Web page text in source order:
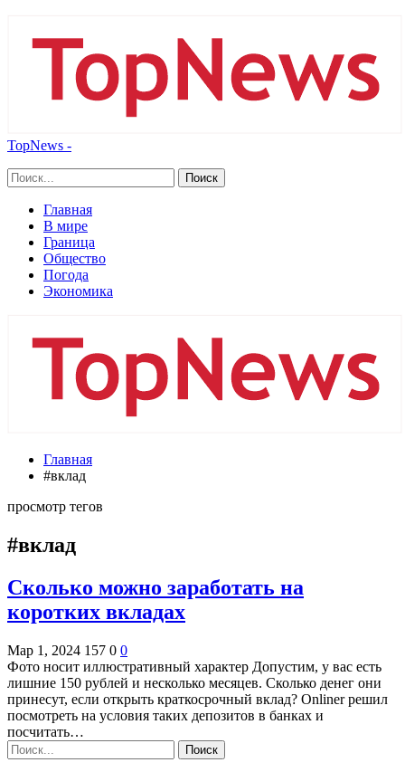
TopNews -
Главная
В мире
Граница
Общество
Погода
Экономика
Главная
#вклад
просмотр тегов
#вклад
Сколько можно заработать на
коротких вкладах
Мар 1, 2024 157 0 0
Фото носит иллюстративный характер Допустим, у вас есть
лишние 150 рублей и несколько месяцев. Сколько денег они
принесут, если открыть краткосрочный вклад? Onliner решил
посмотреть на условия таких депозитов в банках и
посчитать…